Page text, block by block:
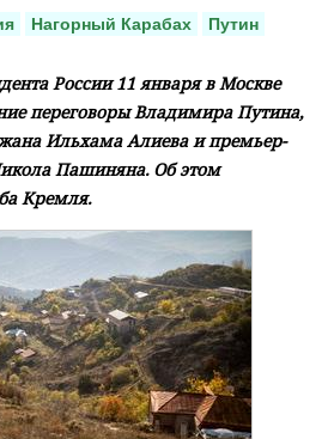
Нагорный Карабах
Путин
России 11 января в Москве
переговоры Владимира Путина,
Ильхама Алиева и премьер-
Пашиняна. Об этом
Кремля.